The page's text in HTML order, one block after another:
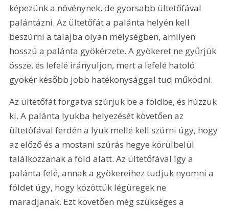
képezünk a növénynek, de gyorsabb ültetőfával
palántázni. Az ültetőfát a palánta helyén kell
beszúrni a talajba olyan mélységben, amilyen
hosszú a palánta gyökérzete. A gyökeret ne gyűrjük
össze, és lefelé irányuljon, mert a lefelé hatoló
gyökér később jobb hatékonysággal tud működni.
Az ültetőfát forgatva szúrjuk be a földbe, és húzzuk
ki. A palánta lyukba helyezését követően az
ültetőfával ferdén a lyuk mellé kell szúrni úgy, hogy
az előző és a mostani szúrás hegye körülbelül
találkozzanak a föld alatt. Az ültetőfával így a
palánta felé, annak a gyökereihez tudjuk nyomni a
földet úgy, hogy közöttük légüregek ne
maradjanak. Ezt követően még szükséges a